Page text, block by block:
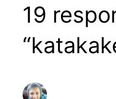
19